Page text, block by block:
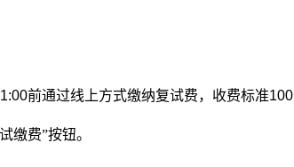
前通过线上方式缴纳复试费，收费标准100
缴费”按钮。